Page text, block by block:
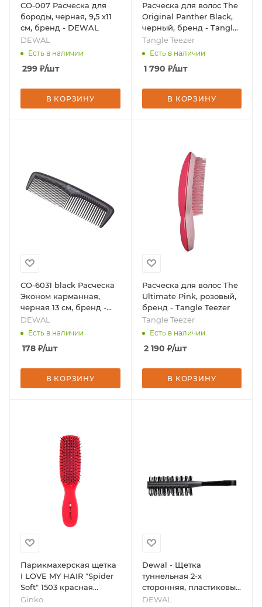
CO-007 Расческа для
бороды, черная, 9,5 х11
см, бренд - DEWAL
DEWAL
Есть в наличии
299 ₽/шт
В КОРЗИНУ
Расческа для волос The
Original Panther Black,
черный, бренд - Tangle
Teezer
Tangle Teezer
Есть в наличии
1 790 ₽/шт
В КОРЗИНУ
CO-6031 black Расческа
Эконом карманная,
черная 13 см, бренд -
DEWAL
DEWAL
Есть в наличии
178 ₽/шт
В КОРЗИНУ
Расческа для волос The
Ultimate Pink, розовый,
бренд - Tangle Teezer
Tangle Teezer
Есть в наличии
2 190 ₽/шт
В КОРЗИНУ
Парикмахерская щетка
I LOVE MY HAIR "Spider
Soft" 1503 красная
матовая S, бренд -
Ginko
Dewal - Щетка
туннельная 2-х
сторонняя, пластиковый
штифт, 9 рядов, бренд -
DEWAL